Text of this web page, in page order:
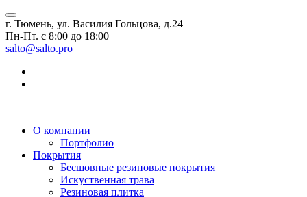
г. Тюмень, ул. Василия Гольцова, д.24
Пн-Пт. с 8:00 до 18:00
salto@salto.pro
О компании
Портфолио
Покрытия
Бесшовные резиновые покрытия
Искуственная трава
Резиновая плитка